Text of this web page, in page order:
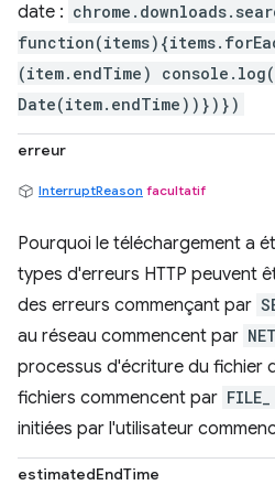
date :
(item.endTime)
Date(item.endTime))})})
erreur
InterruptReason facultatif
Pourquoi le téléchargement a
types d'erreurs HTTP peuvent
des erreurs commençant par
au réseau commencent par
processus d'écriture du fichier
fichiers commencent par FILE_
initiées par l'utilisateur
estimatedEndTime